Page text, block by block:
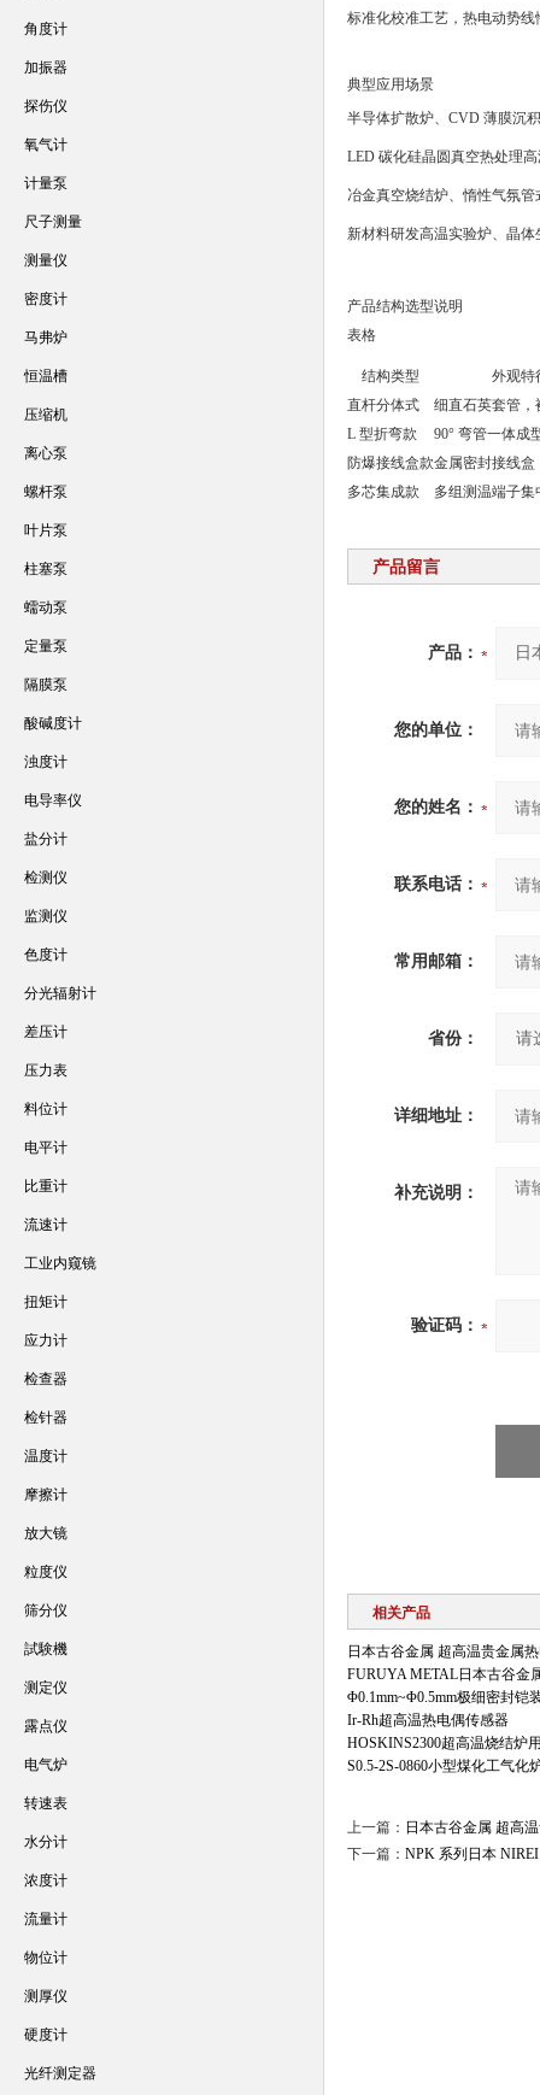
标准化校准工艺，热电动势
典型应用场景
半导体扩散炉、CVD 薄膜沉
LED 碳化硅晶圆真空热处理
冶金真空烧结炉、惰性气氛
新材料研发高温实验炉、晶体
产品结构选型说明
表格
结构类型
外观特
直杆分体式
细直石英套管，
L 型折弯款
90° 弯管一体成
防爆接线盒款金属密封接线盒
多芯集成款
多组测温端子集
产品留言
产品：
您的单位：
您的姓名：
联系电话：
常用邮箱：
省份：
详细地址：
补充说明：
验证码：
相关产品
日本古谷金属 超高温贵金属
FURUYA METAL日本古谷金
Φ0.1mm~Φ0.5mm极细密封铠
Ir-Rh超高温热电偶传感器
HOSKINS2300超高温烧结炉
S0.5-2S-0860小型煤化工气化
上一篇： 日本古谷金属 超高
下一篇： NPK 系列日本
角度计
加振器
探伤仪
氧气计
计量泵
尺子测量
测量仪
密度计
马弗炉
恒温槽
压缩机
离心泵
螺杆泵
叶片泵
柱塞泵
蠕动泵
定量泵
隔膜泵
酸碱度计
浊度计
电导率仪
盐分计
检测仪
监测仪
色度计
分光辐射计
差压计
压力表
料位计
电平计
比重计
流速计
工业内窥镜
扭矩计
应力计
检查器
检针器
温度计
摩擦计
放大镜
粒度仪
筛分仪
試験機
测定仪
露点仪
电气炉
转速表
水分计
浓度计
流量计
物位计
测厚仪
硬度计
光纤测定器